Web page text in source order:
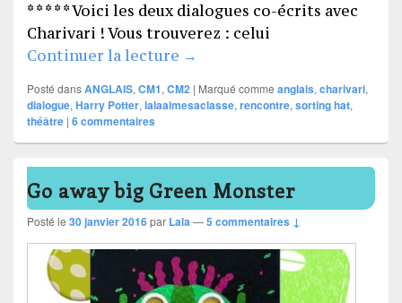
* * * * * Voici les deux dialogues co-écrits avec
Charivari ! Vous trouverez : celui
Continuer la lecture Jouer Harry Potter en
→
Posté dansANGLAIS, CM1, CM2 | Marqué comme anglais, charivari,
dialogue, Harry Potter, lalaaimesaclasse, rencontre, sorting hat,
théâtre | 6commentaires
Go away big Green Monster
Posté le 30 janvier 2016par Lala—5 commentaires ↓